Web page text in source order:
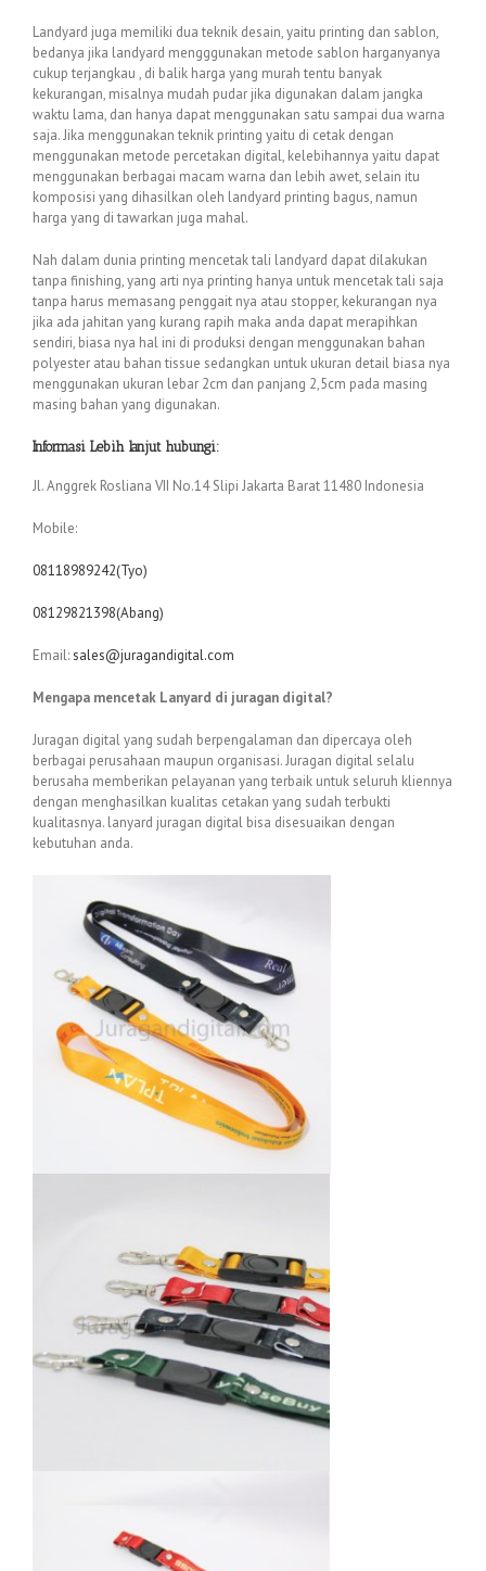
Landyard juga memiliki dua teknik desain, yaitu printing dan sablon,
bedanya jika landyard mengggunakan metode sablon harganyanya
cukup terjangkau , di balik harga yang murah tentu banyak
kekurangan, misalnya mudah pudar jika digunakan dalam jangka
waktu lama, dan hanya dapat menggunakan satu sampai dua warna
saja. Jika menggunakan teknik printing yaitu di cetak dengan
menggunakan metode percetakan digital, kelebihannya yaitu dapat
menggunakan berbagai macam warna dan lebih awet, selain itu
komposisi yang dihasilkan oleh landyard printing bagus, namun
harga yang di tawarkan juga mahal.
Nah dalam dunia printing mencetak tali landyard dapat dilakukan
tanpa finishing, yang arti nya printing hanya untuk mencetak tali saja
tanpa harus memasang penggait nya atau stopper, kekurangan nya
jika ada jahitan yang kurang rapih maka anda dapat merapihkan
sendiri, biasa nya hal ini di produksi dengan menggunakan bahan
polyester atau bahan tissue sedangkan untuk ukuran detail biasa nya
menggunakan ukuran lebar 2cm dan panjang 2,5cm pada masing
masing bahan yang digunakan.
Informasi Lebih lanjut hubungi:
Jl. Anggrek Rosliana VII No.14 Slipi Jakarta Barat 11480 Indonesia
Mobile:
08118989242(Tyo)
08129821398(Abang)
Email:sales@juragandigital.com
Mengapa mencetak Lanyard di juragan digital?
Juragan digital yang sudah berpengalaman dan dipercaya oleh
berbagai perusahaan maupun organisasi. Juragan digital selalu
berusaha memberikan pelayanan yang terbaik untuk seluruh kliennya
dengan menghasilkan kualitas cetakan yang sudah terbukti
kualitasnya. lanyard juragan digital bisa disesuaikan dengan
kebutuhan anda.